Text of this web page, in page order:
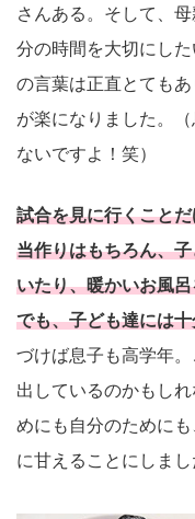
さんある。そして、
分の時間を大切にし
の言葉は正直とても
が楽になりました。
ないですよ！笑）
試合を見に行くこと
当作りはもちろん、
いたり、暖かいお風
でも、子ども達には
づけば息子も高学年
出しているのかもし
めにも自分のために
に甘えることにしまし